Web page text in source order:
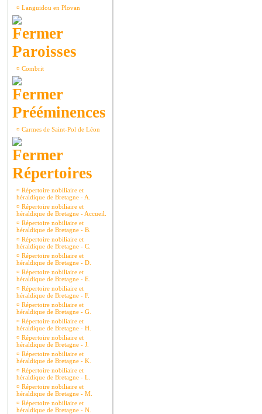
¤ Languidou en Plovan
Paroisses
¤ Combrit
Prééminences
¤ Carmes de Saint-Pol de Léon
Répertoires
¤ Répertoire nobiliaire et
héraldique de Bretagne - A.
¤ Répertoire nobiliaire et
héraldique de Bretagne - Accueil.
¤ Répertoire nobiliaire et
héraldique de Bretagne - B.
¤ Répertoire nobiliaire et
héraldique de Bretagne - C.
¤ Répertoire nobiliaire et
héraldique de Bretagne - D.
¤ Répertoire nobiliaire et
héraldique de Bretagne - E.
¤ Répertoire nobiliaire et
héraldique de Bretagne - F.
¤ Répertoire nobiliaire et
héraldique de Bretagne - G.
¤ Répertoire nobiliaire et
héraldique de Bretagne - H.
¤ Répertoire nobiliaire et
héraldique de Bretagne - J.
¤ Répertoire nobiliaire et
héraldique de Bretagne - K.
¤ Répertoire nobiliaire et
héraldique de Bretagne - L.
¤ Répertoire nobiliaire et
héraldique de Bretagne - M.
¤ Répertoire nobiliaire et
héraldique de Bretagne - N.